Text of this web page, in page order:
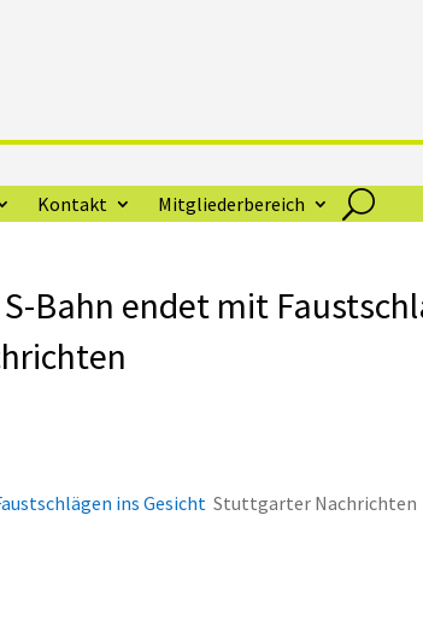
Kontakt Mitgliederbereich
Bahn endet mit
ins Gesicht Stuttgarter Nachrichten